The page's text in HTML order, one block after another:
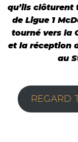
qu’ils clôturent
de Ligue 1
tourné vers la
et la réception
au
REGARD